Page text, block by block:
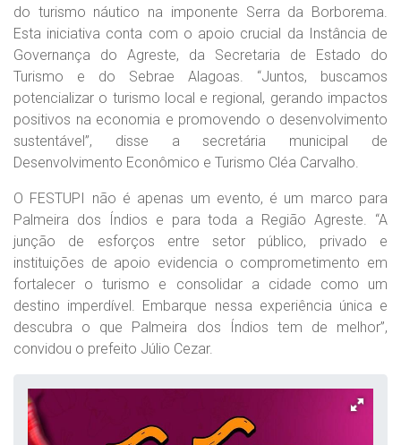
do turismo náutico na imponente Serra da Borborema.
Esta iniciativa conta com o apoio crucial da Instância de
Governança do Agreste, da Secretaria de Estado do
Turismo e do Sebrae Alagoas. “Juntos, buscamos
potencializar o turismo local e regional, gerando impactos
positivos na economia e promovendo o desenvolvimento
sustentável”, disse a secretária municipal de
Desenvolvimento Econômico e Turismo Cléa Carvalho.
O FESTUPI não é apenas um evento, é um marco para
Palmeira dos Índios e para toda a Região Agreste. “A
junção de esforços entre setor público, privado e
instituições de apoio evidencia o comprometimento em
fortalecer o turismo e consolidar a cidade como um
destino imperdível. Embarque nessa experiência única e
descubra o que Palmeira dos Índios tem de melhor”,
convidou o prefeito Júlio Cezar.